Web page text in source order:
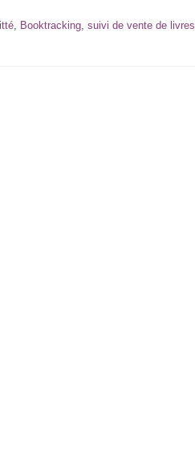
, Booktracking, suivi de vente de livres